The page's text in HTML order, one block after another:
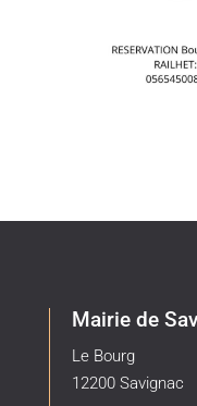
Mairie de
Le Bourg
12200 Savignac